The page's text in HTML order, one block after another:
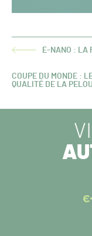
ARTICLEE-NANO : LA
ARTICLE
COUPE DU MONDE :
QUALITÉ DE LA